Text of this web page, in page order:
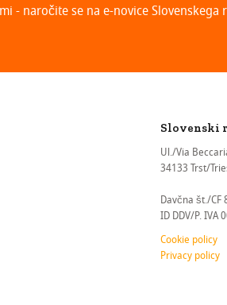
- naročite se na e-novice Slovenskega
Slovenski
Ul./Via
34133 Trst/
Davčna št./CF
ID DDV/P. IVA
Cookie policy
Privacy policy